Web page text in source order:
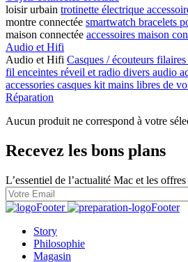
loisir urbain trotinette électrique
montre connectée smartwatch bracelets
maison connectée accessoires maison
Audio et Hifi
Audio et Hifi Casques / écouteurs filaires
fil enceintes réveil et radio divers audio
accessories casques kit mains libres de
Réparation
Aucun produit ne correspond à votre
Recevez les bons plans
L’essentiel de l’actualité Mac et les
Story
Philosophie
Magasin